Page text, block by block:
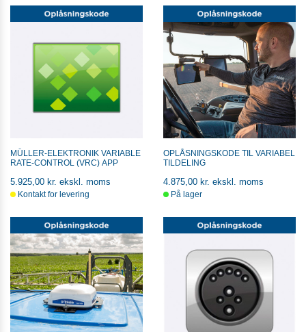
MÜLLER-ELEKTRONIK VARIABLE
RATE-CONTROL (VRC) APP
5.925,00 kr. ekskl. moms
Kontakt for levering
OPLÅSNINGSKODE TIL VARIABEL
TILDELING
4.875,00 kr. ekskl. moms
På lager